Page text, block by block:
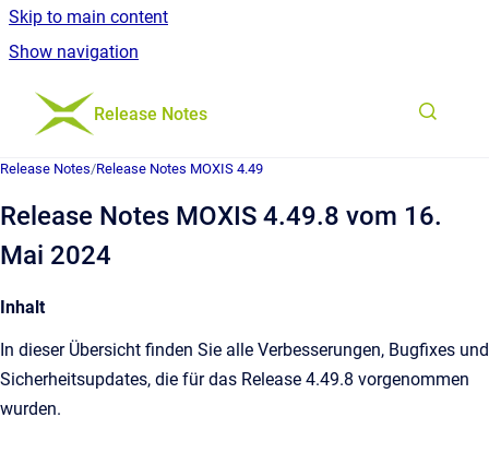
Skip to main content
Show navigation
Go to homepage
Release Notes
Release Notes/Release Notes MOXIS 4.49
Release Notes MOXIS 4.49.8 vom 16.
Mai 2024
Inhalt
In dieser Übersicht finden Sie alle Verbesserungen, Bugfixes und
Sicherheitsupdates, die für das Release 4.49.8 vorgenommen
wurden.